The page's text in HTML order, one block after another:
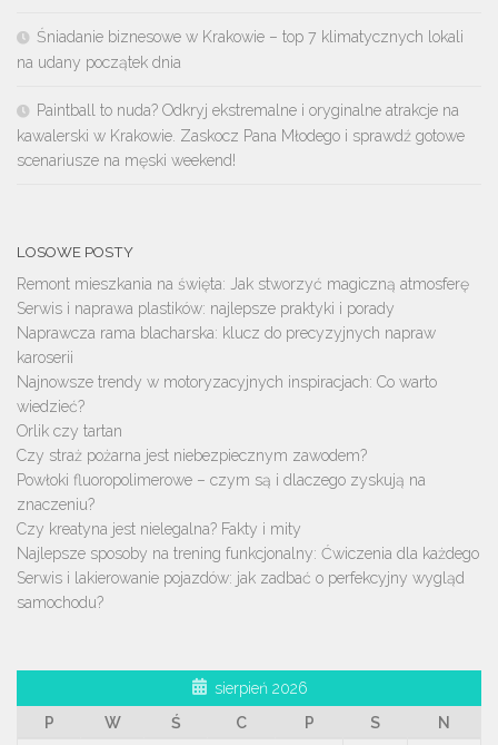
Śniadanie biznesowe w Krakowie – top 7 klimatycznych lokali
na udany początek dnia
Paintball to nuda? Odkryj ekstremalne i oryginalne atrakcje na
kawalerski w Krakowie. Zaskocz Pana Młodego i sprawdź gotowe
scenariusze na męski weekend!
LOSOWE POSTY
Remont mieszkania na święta: Jak stworzyć magiczną atmosferę
Serwis i naprawa plastików: najlepsze praktyki i porady
Naprawcza rama blacharska: klucz do precyzyjnych napraw
karoserii
Najnowsze trendy w motoryzacyjnych inspiracjach: Co warto
wiedzieć?
Orlik czy tartan
Czy straż pożarna jest niebezpiecznym zawodem?
Powłoki fluoropolimerowe – czym są i dlaczego zyskują na
znaczeniu?
Czy kreatyna jest nielegalna? Fakty i mity
Najlepsze sposoby na trening funkcjonalny: Ćwiczenia dla każdego
Serwis i lakierowanie pojazdów: jak zadbać o perfekcyjny wygląd
samochodu?
sierpień 2026
P
W Ś C P S
N